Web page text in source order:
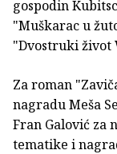
gospodin
"Muškarac u
"Dvostruki život
Za roman
nagradu Meša
Fran Galović za
tematike i